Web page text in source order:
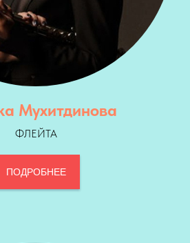
Мухитдинова
ФЛЕЙТА
ПОДРОБНЕЕ